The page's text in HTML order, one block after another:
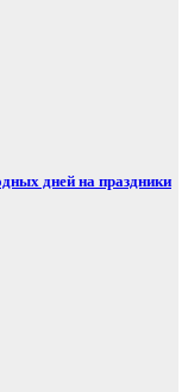
дней на праздники